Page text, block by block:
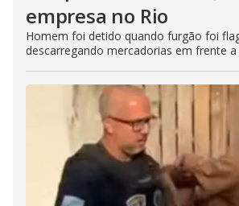
empresa no Rio
Homem foi detido quando furgão foi
descarregando mercadorias em frente